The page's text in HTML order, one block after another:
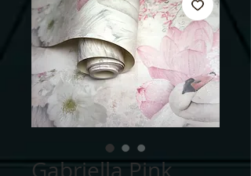
Gabriella Pink